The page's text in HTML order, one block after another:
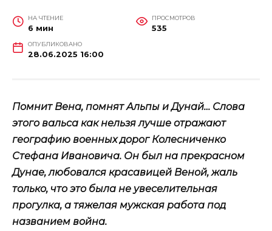
НА ЧТЕНИЕ
6 мин
ПРОСМОТРОВ
535
ОПУБЛИКОВАНО
28.06.2025 16:00
Помнит Вена, помнят Альпы и Дунай… Слова
этого вальса как нельзя лучше отражают
географию военных дорог Колесниченко
Стефана Ивановича. Он был на прекрасном
Дунае, любовался красавицей Веной, жаль
только, что это была не увеселительная
прогулка, а тяжелая мужская работа под
названием война.